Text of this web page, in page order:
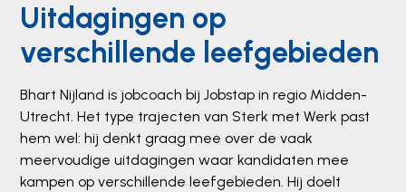
Uitdagingen op
verschillende leefgebieden
Bhart Nijland is jobcoach bij Jobstap in regio Midden-
Utrecht. Het type trajecten van Sterk met Werk past
hem wel: hij denkt graag mee over de vaak
meervoudige uitdagingen waar kandidaten mee
kampen op verschillende leefgebieden. Hij doelt